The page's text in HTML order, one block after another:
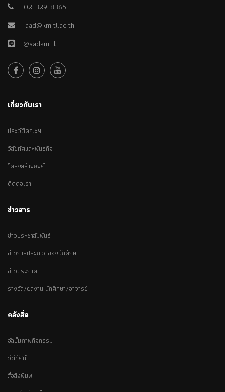
02-329-8365
aad@kmitl.ac.th
@aadkmitl
เกี่ยวกับเรา
ประวัติคณะฯ
วิสัยทัศและพันธกิจ
โครงสร้างองค์
ติดต่อเรา
ข่าวสาร
ข่าวประชาสัมพันธ์
ข่าวการประกวดของนักศึกษา
ข่าวประกาศ
รางวัล/ผลงาน นักศึกษา/อาจารย์
คลังสื่อ
อัลบั้มภาพกิจกรรม
วีดีทัศน์
สื่อสิ่งพิมพ์